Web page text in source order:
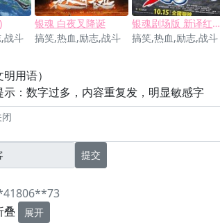
战斗
银魂 白夜叉降诞
搞笑,热血,励志,战斗
银魂剧场版 新译红樱篇
搞笑,热血,励志,战斗
用语）
示：数字过多，内容重复发，明显敏感字
提交
叠
展开